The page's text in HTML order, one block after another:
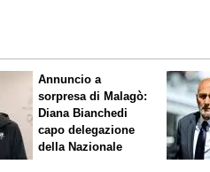
Annuncio a
sorpresa di Malagò:
Diana Bianchedi
capo delegazione
della Nazionale